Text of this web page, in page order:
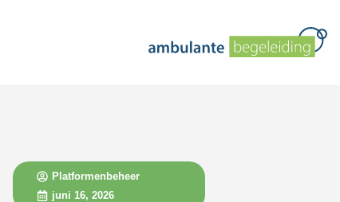
Platformenbeheer
juni 16, 2026